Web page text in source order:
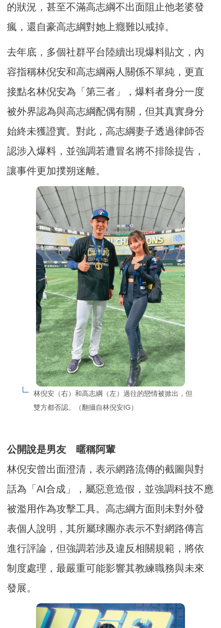
的狀況，甚至不滿高志綱不出面阻止他老婆發
瘋，還自豪高志綱對她上癮難以戒掉。
去年底，多個社群平台陸續出現爆料貼文，內
容指稱林倪安和高志綱兩人關係不單純，更直
接點名林倪安為「第三者」，爆料者身分一度
被外界認為與高志綱配偶有關，但其真實身分
始終未獲證實。對此，高志綱妻子透過律師否
認涉入爆料，並強調若遭冒名將不排除提告，
讓事件更加撲朔迷離。
林倪安（右）和高志綱（左）過往的戀情被掀出，但
雙方都否認。（翻攝自林倪安IG）
公開說是男友 暱稱阿輩
林倪安曾出面澄清，表示網路流傳的截圖與對
話為「AI合成」，屬惡意造假，並強調科技不應
被濫用作為攻擊工具。高志綱方面則未對外發
表個人說明，其所屬球團亦表示不對網路傳言
進行評論，但強調若涉及違反相關規範，將依
制度處理，最嚴重可能影響其教練職務與未來
發展。